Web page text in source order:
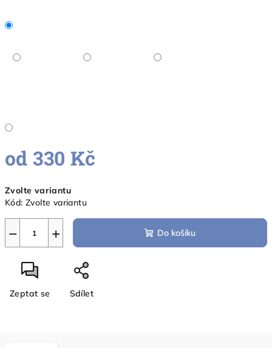
od 330 Kč
cena:
Zvolte variantu
Kód: Zvolte variantu
+
− Do košíku
Zeptat se Sdílet